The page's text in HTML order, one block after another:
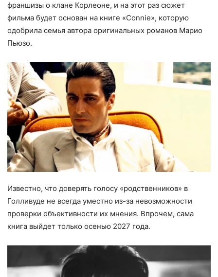
франшизы о клане Корлеоне, и на этот раз сюжет
фильма будет основан на книге «Connie», которую
одобрила семья автора оригинальных романов Марио
Пьюзо.
Известно, что доверять голосу «родственников» в
Голливуде не всегда уместно из-за невозможности
проверки объективности их мнения. Впрочем, сама
книга выйдет только осенью 2027 года.